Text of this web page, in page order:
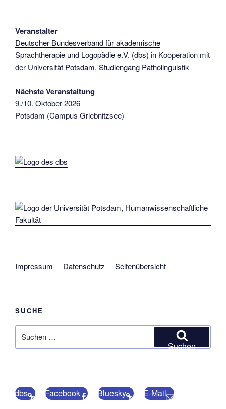
Veranstalter
Deutscher Bundesverband für akademische
Sprachtherapie und Logopädie e.V. (dbs) in Kooperation mit
der Universität Potsdam, Studiengang Patholinguistik
Nächste Veranstaltung
9./10. Oktober 2026
Potsdam (Campus Griebnitzsee)
Impressum Datenschutz Seitenübersicht
SUCHE
nach:
Suchen
dbs Facebook Bluesky E-Mail